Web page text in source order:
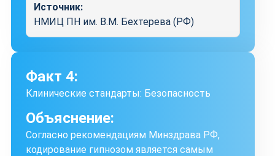
Источник:
НМИЦ ПН им. В.М. Бехтерева (РФ)
Факт 4:
Клинические стандарты: Безопасность
Объяснение:
Согласно рекомендациям Минздрава РФ,
кодирование гипнозом является самым